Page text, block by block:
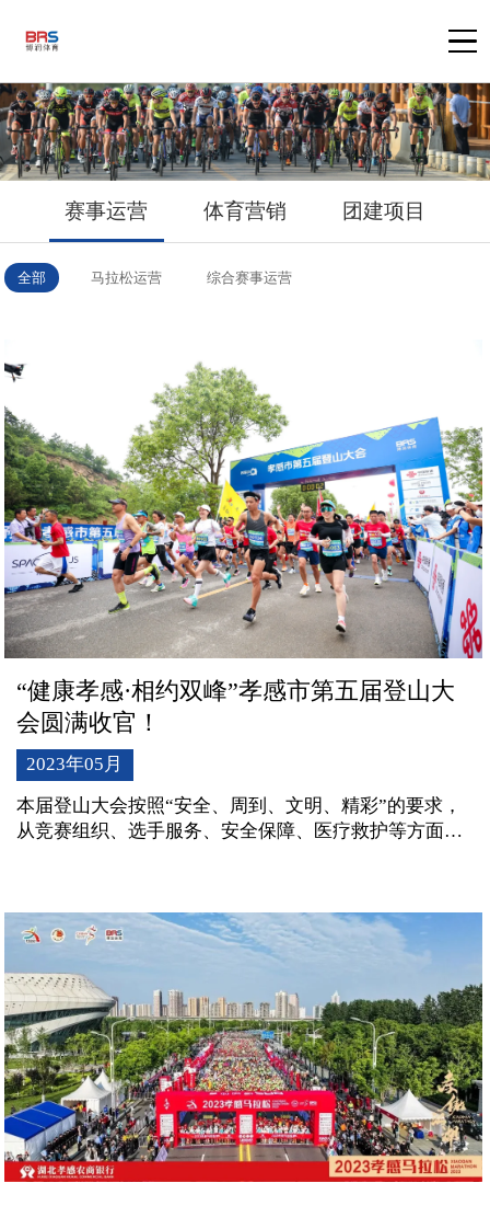
赛事运营 体育营销 团建项目
全部 马拉松运营 综合赛事运营
“健康孝感·相约双峰”孝感市第五届登山大
会圆满收官！
2023年05月
本届登山大会按照“安全、周到、文明、精彩”的要求，
从竞赛组织、选手服务、安全保障、医疗救护等方面进